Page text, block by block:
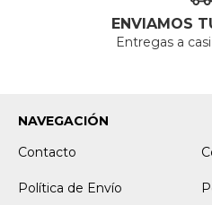
ENVIAMOS
Entregas a
NAVEGACIÓN
Contacto
Política de Envío